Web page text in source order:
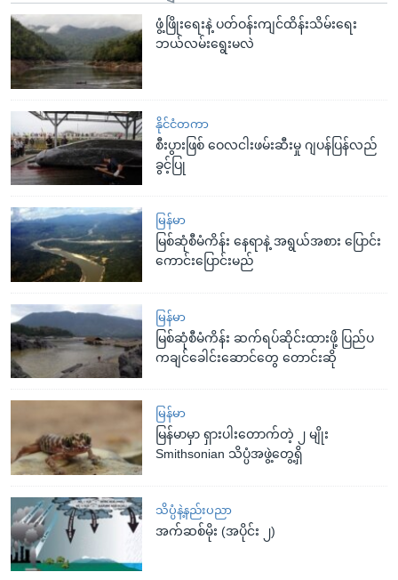
ဖွံ့ဖြိုးရေးနဲ့ ပတ်ဝန်းကျင်ထိန်းသိမ်းရေး
ဘယ်လမ်းရွေးမလဲ
နိုင်ငံတကာ
စီးပွားဖြစ် ဝေလငါးဖမ်းဆီးမှု ဂျပန်ပြန်လည်
ခွင့်ပြု
မြန်မာ
မြစ်ဆုံစီမံကိန်း နေရာနဲ့ အရွယ်အစား ပြောင်း
ကောင်းပြောင်းမည်
မြန်မာ
မြစ်ဆုံစီမံကိန်း ဆက်ရပ်ဆိုင်းထားဖို့ ပြည်ပ
ကချင်ခေါင်းဆောင်တွေ တောင်းဆို
မြန်မာ
မြန်မာမှာ ရှားပါးတောက်တဲ့ ၂ မျိုး
Smithsonian သိပ္ပံအဖွဲ့တွေ့ရှိ
သိပ္ပံနဲ့နည်းပညာ
အက်ဆစ်မိုး (အပိုင်း ၂)